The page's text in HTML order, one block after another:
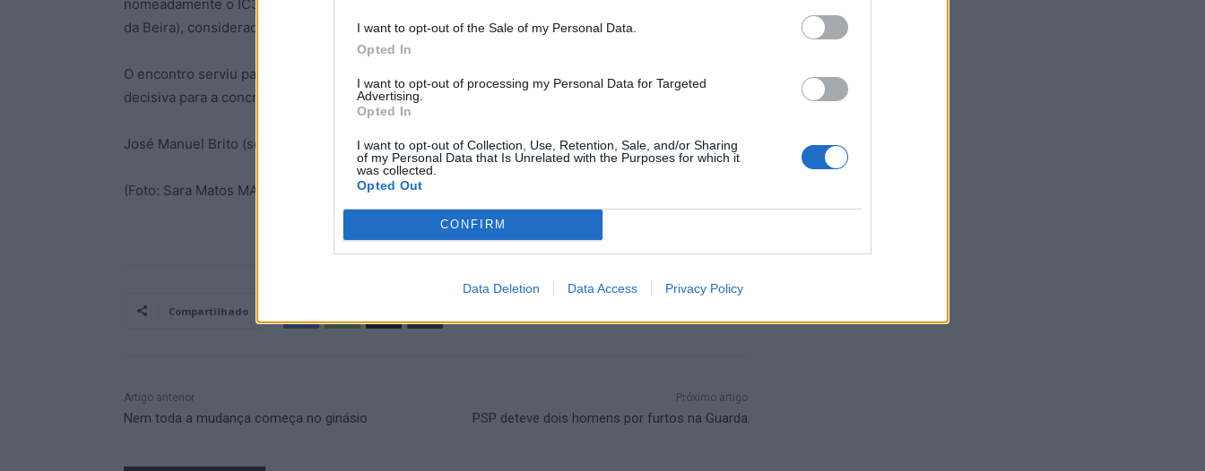
I want to opt-out of the Sale of my Personal Data.
Opted In
I want to opt-out of processing my Personal Data for Targeted
Advertising.
Opted In
I want to opt-out of Collection, Use, Retention, Sale, and/or Sharing
of my Personal Data that Is Unrelated with the Purposes for which it
was collected.
Opted Out
CONFIRM
Data Deletion Data Access Privacy Policy
nomeadamente o IC37 (Seia–Nelas–Viseu), o IC12/A35 (Nelas–Mangualde) e o IC7 (Seia–Celorico
da Beira), consideradas vias fundamentais para o desenvolvimento regional.
O encontro serviu para reforçar o diálogo entre o Governo e as autarquias numa fase considerada
decisiva para a concretização de um projeto com forte impacto económico e territorial nas Beiras.
José Manuel Brito (seiadigital.pt)
(Foto: Sara Matos MAEn)
Compartilhado
Artigo anterior
Nem toda a mudança começa no ginásio
Próximo artigo
PSP deteve dois homens por furtos na Guarda